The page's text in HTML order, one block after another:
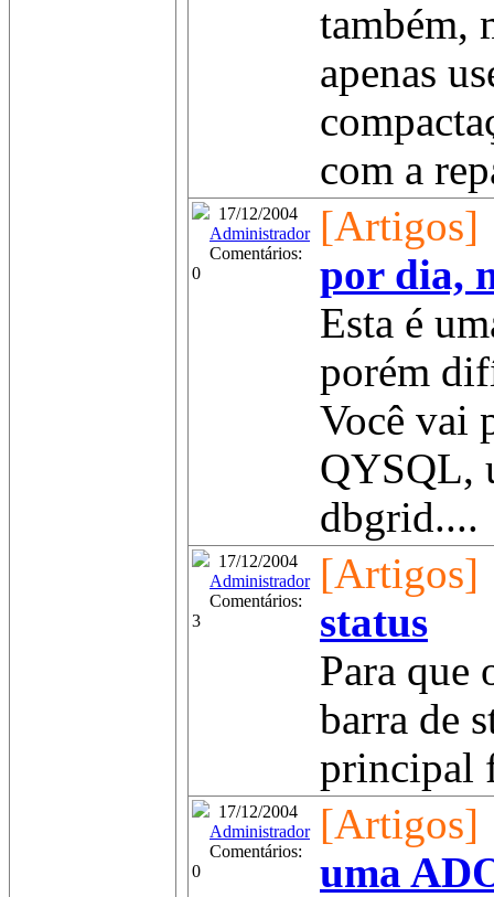
também,
apenas
com a
17/12/2004
Administrador
Comentários:
0
[Artigos]
por dia,
Esta é
porém
Você vai
QYSQL,
dbgrid....
17/12/2004
Administrador
Comentários:
3
[Artigos]
status
Para que
barra de
principal
17/12/2004
Administrador
Comentários:
0
[Artigos]
uma